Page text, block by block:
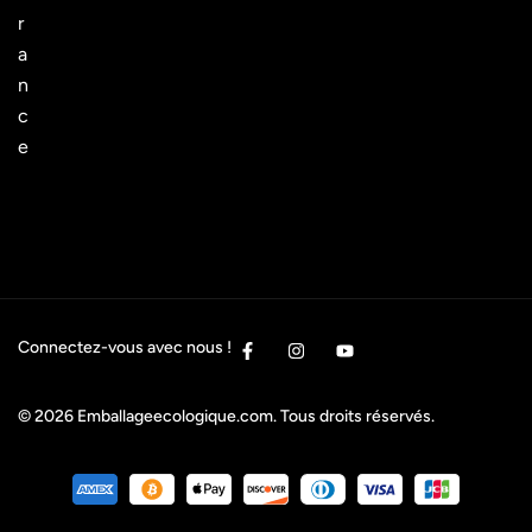
r
a
n
c
e
Connectez-vous avec nous !
© 2026 Emballageecologique.com. Tous droits réservés.